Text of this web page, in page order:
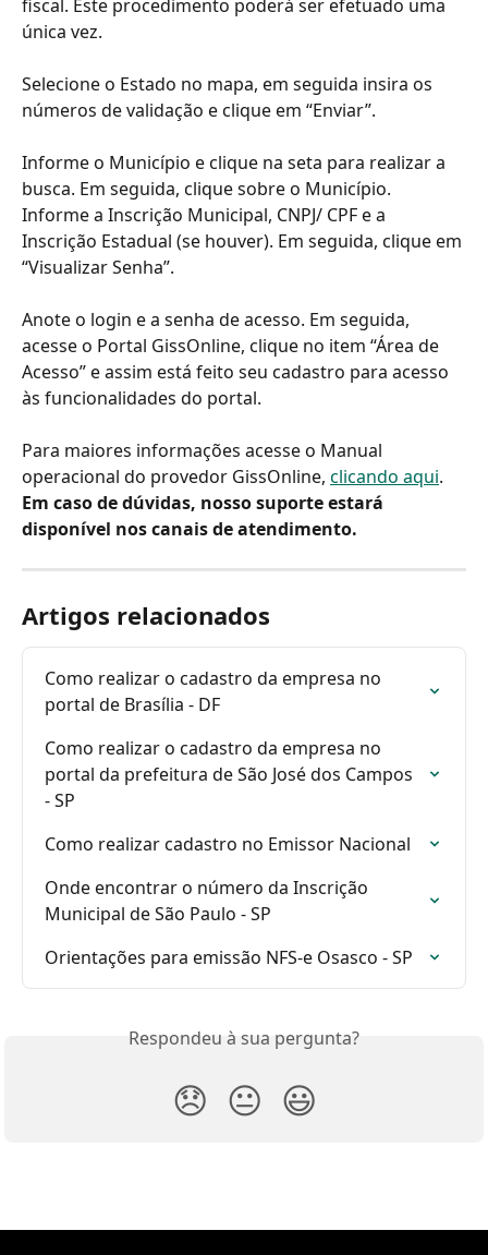
fiscal. Este procedimento poderá ser efetuado uma
única vez.
Selecione o Estado no mapa, em seguida insira os
números de validação e clique em “Enviar”.
Informe o Município e clique na seta para realizar a
busca. Em seguida, clique sobre o Município.
Informe a Inscrição Municipal, CNPJ/ CPF e a
Inscrição Estadual (se houver). Em seguida, clique em
“Visualizar Senha”.
Anote o login e a senha de acesso. Em seguida,
acesse o Portal GissOnline, clique no item “Área de
Acesso” e assim está feito seu cadastro para acesso
às funcionalidades do portal.
Para maiores informações acesse o Manual
operacional do provedor GissOnline, clicando aqui.
Em caso de dúvidas, nosso suporte estará
disponível nos canais de atendimento.
Artigos relacionados
Como realizar o cadastro da empresa no
portal de Brasília - DF
Como realizar o cadastro da empresa no
portal da prefeitura de São José dos Campos
- SP
Como realizar cadastro no Emissor Nacional
Onde encontrar o número da Inscrição
Municipal de São Paulo - SP
Orientações para emissão NFS-e Osasco - SP
Respondeu à sua pergunta?
😞 😐 😃